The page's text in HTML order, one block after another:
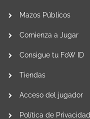
Mazos Públicos
Comienza a Jugar
Consigue tu FoW ID
Tiendas
Acceso del jugador
Política de Privacidad